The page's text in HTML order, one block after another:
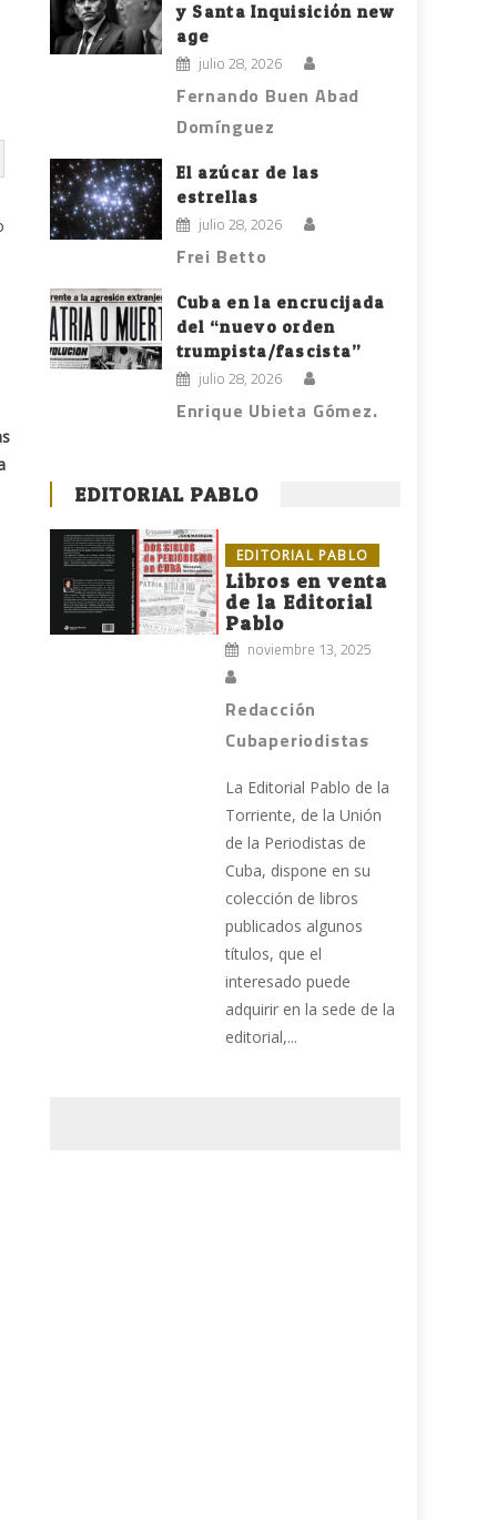
y Santa Inquisición new
age
julio 28, 2026
Fernando Buen Abad
Domínguez
El azúcar de las
estrellas
julio 28, 2026
Frei Betto
Cuba en la encrucijada
del “nuevo orden
trumpista/fascista”
julio 28, 2026
Enrique Ubieta Gómez.
EDITORIAL PABLO
EDITORIAL PABLO
Libros en venta
de la Editorial
Pablo
noviembre 13, 2025
Redacción
Cubaperiodistas
La Editorial Pablo de la
Torriente, de la Unión
de la Periodistas de
Cuba, dispone en su
colección de libros
publicados algunos
títulos, que el
interesado puede
adquirir en la sede de la
editorial,...